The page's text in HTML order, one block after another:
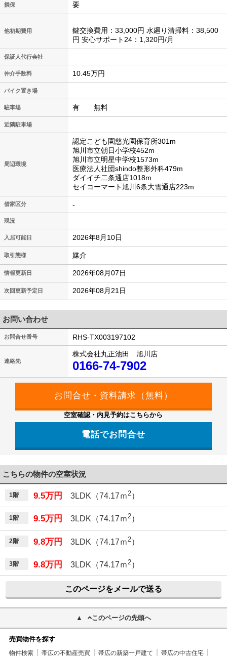
損保 要
他初期費用
鍵交換費用：33,000円 水廻り清掃料：38,500
円 安心サポート24：1,320円/月
保証人代行会社
仲介手数料 10.45万円
バイク置き場
駐車場 有 無料
近隣駐車場
周辺環境
認定こども園慈光園保育所301m
旭川市立朝日小学校452m
旭川市立明星中学校1573m
医療法人社団shindo整形外科479m
ダイイチ二条通店1018m
セイコーマート旭川6条大雪通店223m
借家区分 -
現況
入居可能日 2026年8月10日
取引態様 媒介
情報更新日 2026年08月07日
次回更新予定日 2026年08月21日
お問い合わせ
お問合せ番号 RHS-TX003197102
連絡先
株式会社丸正池田 旭川店
0166-74-7902
空室確認・内見予約はこちらから
電話でお問合せ
こちらの物件の空室状況
1階 9.5万円 3LDK（74.17ｍ2）
1階 9.5万円 3LDK（74.17ｍ2）
2階 9.8万円 3LDK（74.17ｍ 2）
3階 9.8万円 3LDK（74.17ｍ 2）
このページをメールで送る
このページの先頭へ
売買物件を探す
物件検索 帯広の不動産売買 帯広の新築一戸建て 帯広の中古住宅